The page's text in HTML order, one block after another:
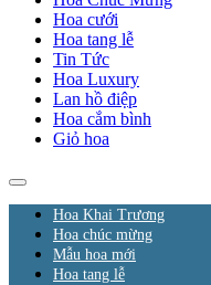
Hoa cưới
Hoa tang lễ
Tin Tức
Hoa Luxury
Lan hồ điệp
Hoa cắm bình
Giỏ hoa
Hoa Khai Trương
Hoa chúc mừng
Mẫu hoa mới
Hoa tang lễ